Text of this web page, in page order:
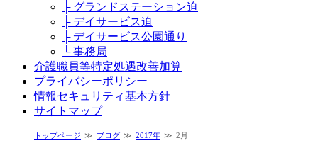
├ グランドステーション迫
├ デイサービス迫
├ デイサービス公園通り
└ 事務局
介護職員等特定処遇改善加算
プライバシーポリシー
情報セキュリティ基本方針
サイトマップ
トップページ ブログ 2017年 2月